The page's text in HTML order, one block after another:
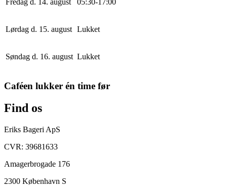
Lørdag d. 15. august Lukket
Søndag d. 16. august Lukket
Caféen lukker én time før
Find os
Eriks Bageri ApS
CVR: 39681633
Amagerbrogade 176
2300 København S